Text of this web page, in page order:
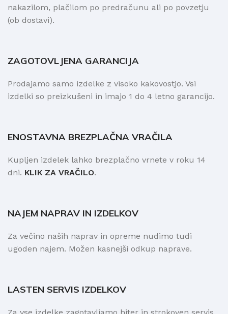
nakazilom, plačilom po predračunu ali po povzetju
(ob dostavi).
ZAGOTOVLJENA GARANCIJA
Prodajamo samo izdelke z visoko kakovostjo. Vsi
izdelki so preizkušeni in imajo 1 do 4 letno garancijo.
ENOSTAVNA BREZPLAČNA VRAČILA
Kupljen izdelek lahko brezplačno vrnete v roku 14
dni. KLIK ZA VRAČILO.
NAJEM NAPRAV IN IZDELKOV
Za večino naših naprav in opreme nudimo tudi
ugoden najem. Možen kasnejši odkup naprave.
LASTEN SERVIS IZDELKOV